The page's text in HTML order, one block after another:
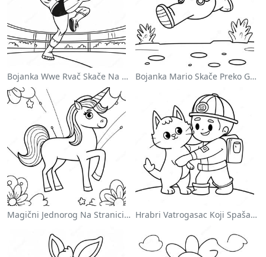
Bojanka Wwe Rvač Skače Na Protivnika Bojanka Mario Skače Preko Goomba
Magični Jednorog Na Stranici Za Bojanje Sa Duškom Hrabri Vatrogasac Koji Spašava Mačku Za Bojanje